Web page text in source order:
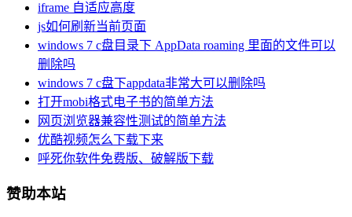
iframe 自适应高度
js如何刷新当前页面
windows 7 c盘目录下 AppData roaming 里面的文件可以
删除吗
windows 7 c盘下appdata非常大可以删除吗
打开mobi格式电子书的简单方法
网页浏览器兼容性测试的简单方法
优酷视频怎么下载下来
呼死你软件免费版、破解版下载
赞助本站